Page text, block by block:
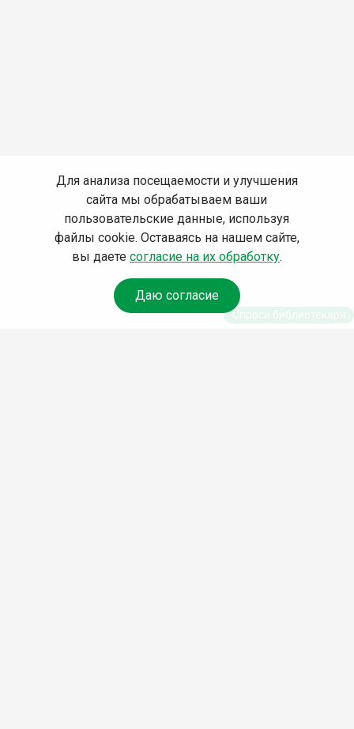
Для анализа посещаемости и улучшения
сайта мы обрабатываем ваши
пользовательские данные, используя
файлы cookie. Оставаясь на нашем сайте,
вы даете согласие на их обработку.
Даю согласие
Спроси библиотекаря